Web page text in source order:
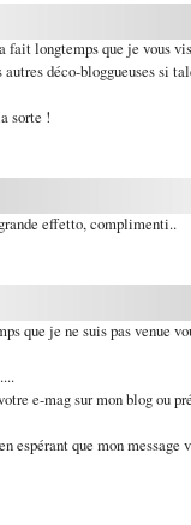
fait longtemps que je vous
déco-bloggueuses si
sorte !
effetto, complimenti..
que je ne suis pas venue
e-mag sur mon blog ou
espérant que mon message